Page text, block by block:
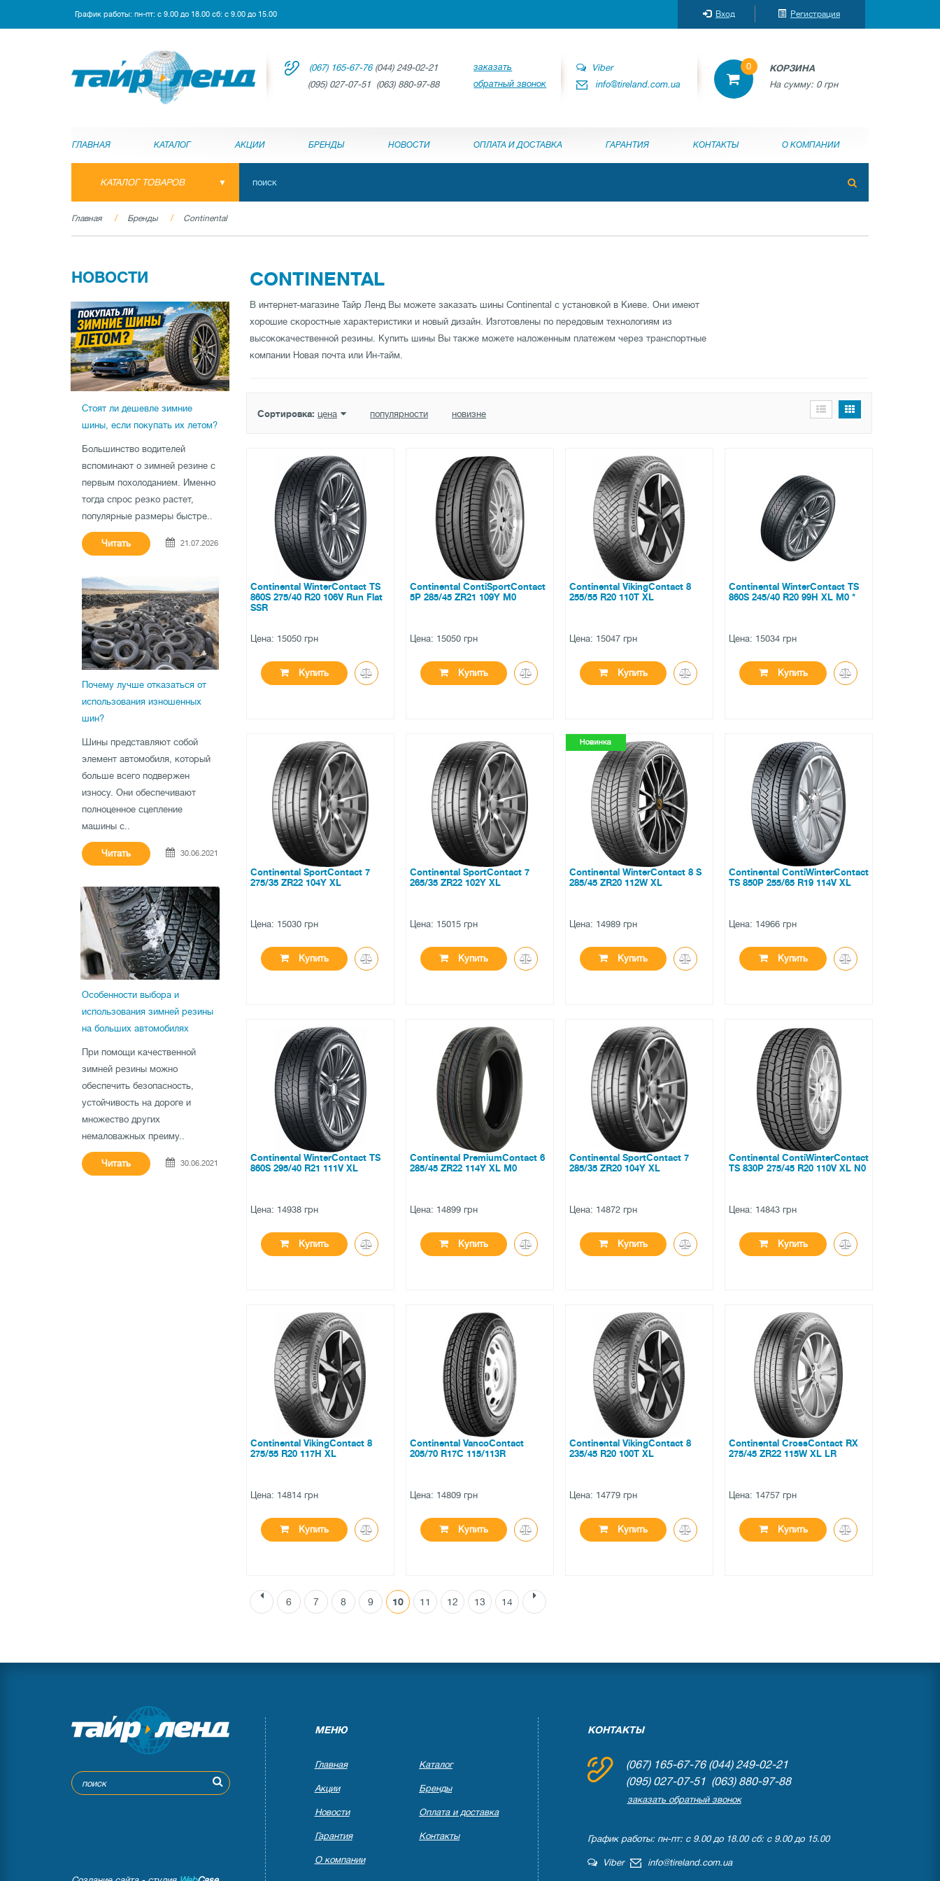
График работы: пн-пт: с 9.00 до 18.00 сб: с 9.00 до 15.00 Вход Регистрация
(067) 165-67-76(044) 249-02-21
(095) 027-07-51 (063) 880-97-88
заказать
обратный звонок
Viber
info@tireland.com.ua
0
КОРЗИНА
На сумму: 0 грн
ГЛАВНАЯ КАТАЛОГ АКЦИИ БРЕНДЫ НОВОСТИ ОПЛАТА И ДОСТАВКА ГАРАНТИЯ КОНТАКТЫ О КОМПАНИИ
КАТАЛОГ ТОВАРОВ
Главная Бренды Continental
НОВОСТИ
Стоят ли дешевле зимние
шины, если покупать их летом?
Большинство водителей
вспоминают о зимней резине с
первым похолоданием. Именно
тогда спрос резко растет,
популярные размеры быстре..
Читать 21.07.2026
Почему лучше отказаться от
использования изношенных
шин?
Шины представляют собой
элемент автомобиля, который
больше всего подвержен
износу. Они обеспечивают
полноценное сцепление
машины с..
Читать 30.06.2021
Особенности выбора и
использования зимней резины
на больших автомобилях
При помощи качественной
зимней резины можно
обеспечить безопасность,
устойчивость на дороге и
множество других
немаловажных преиму..
Читать 30.06.2021
CONTINENTAL
В интернет-магазине Тайр Ленд Вы можете заказать шины Continental с установкой в Киеве. Они имеют
хорошие скоростные характеристики и новый дизайн. Изготовлены по передовым технологиям из
высококачественной резины. Купить шины Вы также можете наложенным платежем через транспортные
компании Новая почта или Ин-тайм.
Сортировка: цена популярности новизне
Continental WinterContact TS
860S 275/40 R20 106V Run Flat
SSR
Цена: 15050 грн
Купить
в наличии
0 отзывов
Continental ContiSportContact
5P 285/45 ZR21 109Y M0
Цена: 15050 грн
Купить
в наличии
0 отзывов
Continental VikingContact 8
255/55 R20 110T XL
Цена: 15047 грн
Купить
●в наличии
0 отзывов
Continental WinterContact TS
860S 245/40 R20 99H XL M0 *
Цена: 15034 грн
Купить
в наличии
0 отзывов
Continental SportContact 7
275/35 ZR22 104Y XL
Цена: 15030 грн
Купить
в наличии
0 отзывов
Continental SportContact 7
265/35 ZR22 102Y XL
Цена: 15015 грн
Купить
в наличии
0 отзывов
Continental WinterContact 8 S
285/45 ZR20 112W XL
Цена: 14989 грн
Купить
в наличии
0 отзывов
Continental ContiWinterContact
TS 850P 255/65 R19 114V XL
Цена: 14966 грн
Купить
в наличии
0 отзывов
Continental WinterContact TS
860S 295/40 R21 111V XL
Цена: 14938 грн
Купить
в наличии
0 отзывов
Continental PremiumContact 6
285/45 ZR22 114Y XL M0
Цена: 14899 грн
Купить
в наличии
0 отзывов
Continental SportContact 7
285/35 ZR20 104Y XL
Цена: 14872 грн
Купить
в наличии
0 отзывов
Continental ContiWinterContact
TS 830P 275/45 R20 110V XL N0
Цена: 14843 грн
Купить
в наличии
0 отзывов
Continental VikingContact 8
275/55 R20 117H XL
Цена: 14814 грн
Купить
в наличии
Continental VancoContact
205/70 R17C 115/113R
Цена: 14809 грн
Купить
●в наличии
Continental VikingContact 8
235/45 R20 100T XL
Цена: 14779 грн
Купить
Continental CrossContact RX
275/45 ZR22 115W XL LR
Цена: 14757 грн
Купить
6 7 8 9 10 11 12 13 14
МЕНЮ
Главная Каталог
Акции Бренды
Новости Оплата и доставка
Гарантия Контакты
О компании
КОНТАКТЫ
(067) 165-67-76(044) 249-02-21
(095) 027-07-51 (063) 880-97-88
заказать обратный звонок
График работы: пн-пт: с 9.00 до 18.00 сб: с 9.00 до 15.00
Viber info@tireland.com.ua